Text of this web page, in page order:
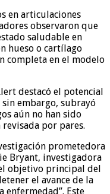
en articulaciones
observaron que
saludable en
hueso o cartílago
completa en el modelo
destacó el potencial
embargo, subrayó
aún no han sido
por pares.
prometedora
Bryant, investigadora
objetivo principal del
el avance de la
enfermedad”. Este